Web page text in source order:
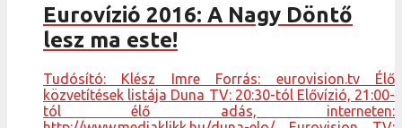
Eurovízió 2016: A Nagy Döntő
lesz ma este!
Tudósító: Klész Imre Forrás: eurovision.tv Élő
közvetítések listája Duna TV: 20:30-tól Elővízió, 21:00-
tól élő adás, interneten: